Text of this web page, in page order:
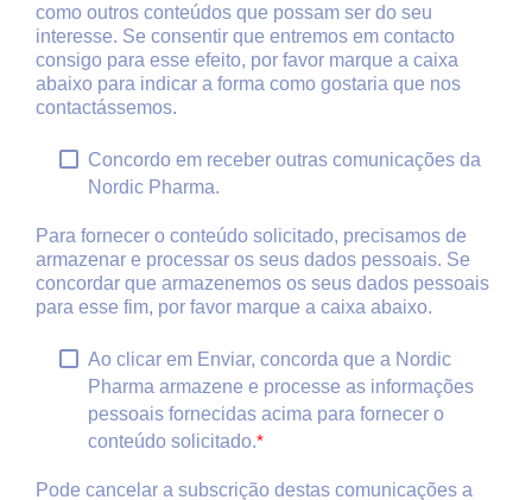
como outros conteúdos que possam ser do seu
interesse. Se consentir que entremos em contacto
consigo para esse efeito, por favor marque a caixa
abaixo para indicar a forma como gostaria que nos
contactássemos.
Concordo em receber outras comunicações da
Nordic Pharma.
Para fornecer o conteúdo solicitado, precisamos de
armazenar e processar os seus dados pessoais. Se
concordar que armazenemos os seus dados pessoais
para esse fim, por favor marque a caixa abaixo.
Ao clicar em Enviar, concorda que a Nordic
Pharma armazene e processe as informações
pessoais fornecidas acima para fornecer o
conteúdo solicitado.*
Pode cancelar a subscrição destas comunicações a